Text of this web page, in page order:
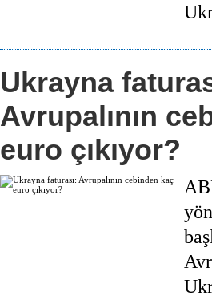
Ukrayna
Avrupalının
euro çıkıyor?